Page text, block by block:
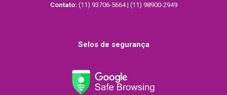
Contato: (11) 93706-5664 | (11) 98900-2949
Selos de segurança